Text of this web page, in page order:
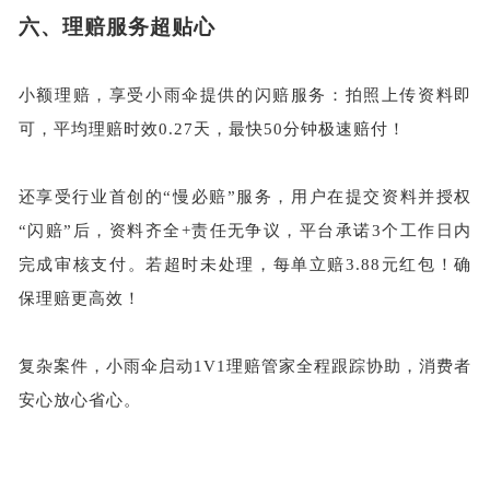
六、 理赔服务超贴心
小额理赔，享受小雨伞提供的闪赔服务：拍照上传资料即
可，平均理赔时效0.27天，最快50分钟极速赔付！
还享受行业首创的“慢必赔”服务，用户在提交资料并授权
“闪赔”后，资料齐全+责任无争议，平台承诺3个工作日内
完成审核支付。若超时未处理，每单立赔3.88元红包！确
保理赔更高效！
复杂案件，小雨伞启动1V1理赔管家全程跟踪协助，消费者
安心放心省心。